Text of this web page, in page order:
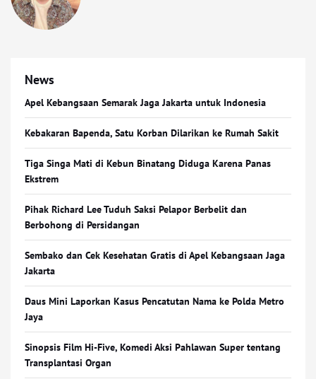
News
Apel Kebangsaan Semarak Jaga Jakarta untuk Indonesia
Kebakaran Bapenda, Satu Korban Dilarikan ke Rumah Sakit
Tiga Singa Mati di Kebun Binatang Diduga Karena Panas
Ekstrem
Pihak Richard Lee Tuduh Saksi Pelapor Berbelit dan
Berbohong di Persidangan
Sembako dan Cek Kesehatan Gratis di Apel Kebangsaan Jaga
Jakarta
Daus Mini Laporkan Kasus Pencatutan Nama ke Polda Metro
Jaya
Sinopsis Film Hi-Five, Komedi Aksi Pahlawan Super tentang
Transplantasi Organ